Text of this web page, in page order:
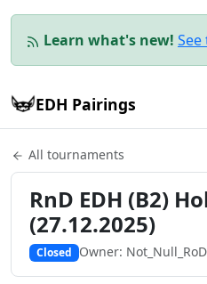
Learn what's new!
EDH Pairings
All tournaments
RnD EDH (B2)
(27.12.2025)
Closed Owner: Not_Null_RoD